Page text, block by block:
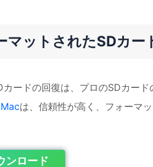
マットされたSDカー
ードの回復は、プロのSDカード
は、信頼性が高く、フォーマ
ンロード